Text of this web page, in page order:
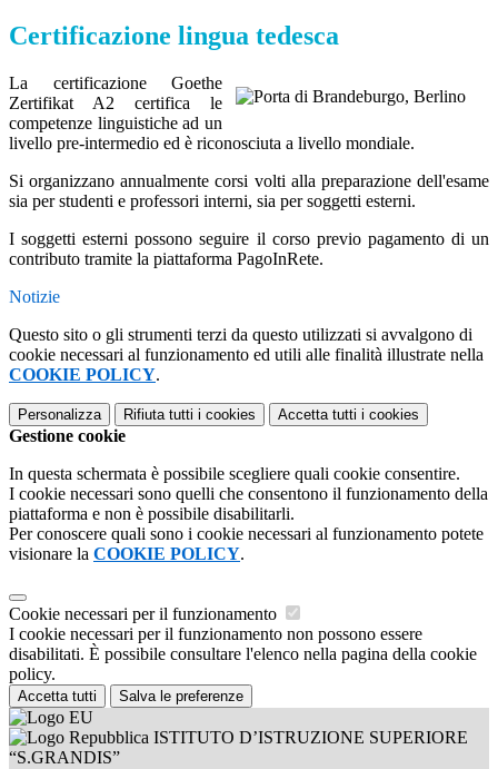
Certificazione lingua tedesca
La certificazione Goethe
Zertifikat A2 certifica le
competenze linguistiche ad un
livello pre-intermedio ed è riconosciuta a livello mondiale.
Si organizzano annualmente corsi volti alla preparazione dell'esame
sia per studenti e professori interni, sia per soggetti esterni.
I soggetti esterni possono seguire il corso previo pagamento di un
contributo tramite la piattaforma PagoInRete.
Notizie
Questo sito o gli strumenti terzi da questo utilizzati si avvalgono di
cookie necessari al funzionamento ed utili alle finalità illustrate nella
COOKIE POLICY.
Personalizza Rifiuta tutti i cookies Accetta tutti i cookies
Gestione cookie
In questa schermata è possibile scegliere quali cookie consentire.
I cookie necessari sono quelli che consentono il funzionamento della
piattaforma e non è possibile disabilitarli.
Per conoscere quali sono i cookie necessari al funzionamento potete
visionare la COOKIE POLICY.
Cookie necessari per il funzionamento
I cookie necessari per il funzionamento non possono essere
disabilitati. È possibile consultare l'elenco nella pagina della cookie
policy.
Accetta tutti Salva le preferenze
ISTITUTO D’ISTRUZIONE SUPERIORE
“S.GRANDIS”